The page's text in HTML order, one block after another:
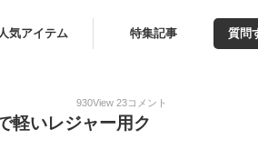
気アイテム 特集記事 質問
930View 23コメント
軽いレジャー用ク